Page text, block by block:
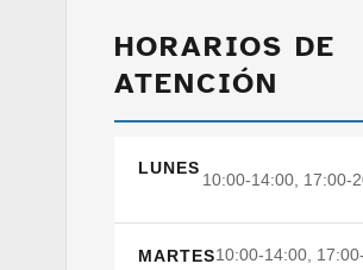
HORARIOS DE
ATENCIÓN
LUNES
10:00-14:00, 17:00-
MARTES10:00-14:00, 17:00-